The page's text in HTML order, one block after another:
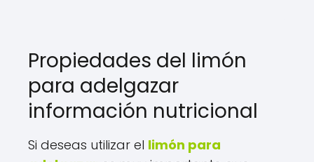
Propiedades del limón
para adelgazar
información nutricional
Si deseas utilizar el limón para